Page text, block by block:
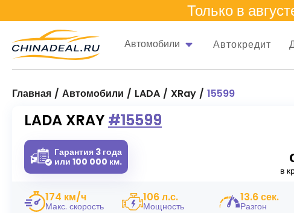
Только в
Автомобили Автокредит
Главная Автомобили LADA XRay 15599
LADA XRAY #15599
Гарантия 3 года
или 100 000 км.
в
174 км/ч
Макс. скорость
106 л.с.
Мощность
13.6 сек.
Разгон